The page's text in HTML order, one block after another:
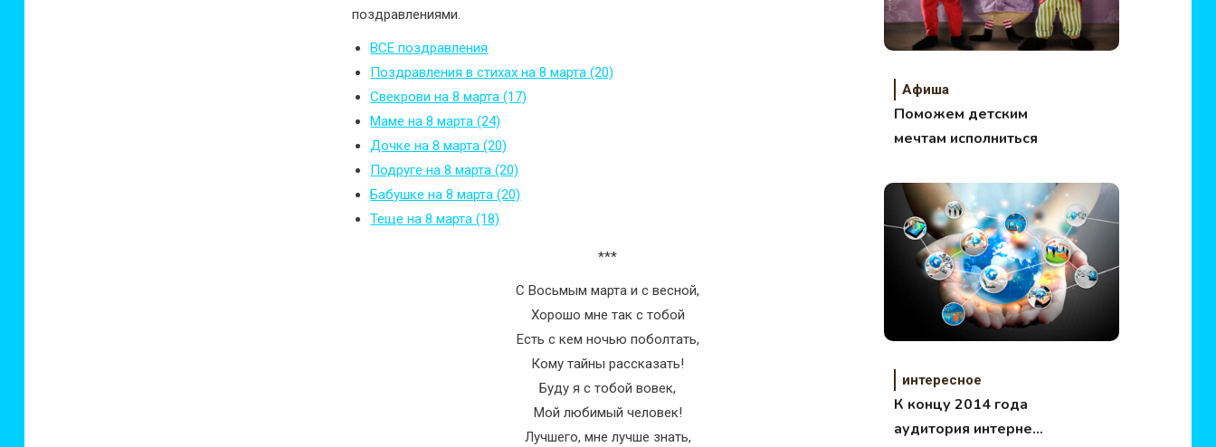
поздравлениями.
ВСЕ поздравления
Поздравления в стихах на 8 марта (20)
Свекрови на 8 марта (17)
Маме на 8 марта (24)
Дочке на 8 марта (20)
Подруге на 8 марта (20)
Бабушке на 8 марта (20)
Теще на 8 марта (18)
***
С Восьмым марта и с весной,
Хорошо мне так с тобой
Есть с кем ночью поболтать,
Кому тайны рассказать!
Буду я с тобой вовек,
Мой любимый человек!
Лучшего, мне лучше знать,
Афиша
Поможем детским
мечтам исполниться
интересное
К концу 2014 года
аудитория интернет